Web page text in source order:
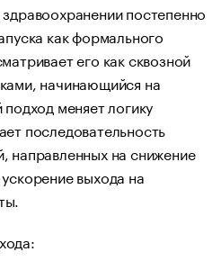
постепенно
как формального
его как сквозной
начинающийся на
меняет логику
последовательность
направленных на снижение
выхода на